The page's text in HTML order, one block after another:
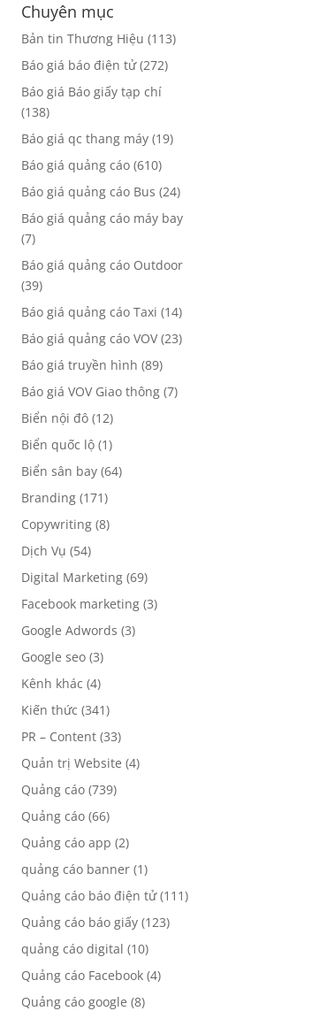
Chuyên mục
Bản tin Thương Hiệu (113)
Báo giá báo điện tử(272)
Báo giá Báo giấy tạp chí
(138)
Báo giá qc thang máy (19)
Báo giá quảng cáo (610)
Báo giá quảng cáo Bus (24)
Báo giá quảng cáo máy bay
(7)
Báo giá quảng cáo Outdoor
(39)
Báo giá quảng cáo Taxi (14)
Báo giá quảng cáo VOV(23)
Báo giá truyền hình (89)
Báo giá VOV Giao thông (7)
Biển nội đô (12)
Biển quốc lộ (1)
Biển sân bay (64)
Branding (171)
Copywriting (8)
Dịch Vụ (54)
Digital Marketing (69)
Facebook marketing (3)
Google Adwords (3)
Google seo (3)
Kênh khác (4)
Kiến thức (341)
PR – Content (33)
Quản trị Website (4)
Quảng cáo (739)
Quảng cáo (66)
Quảng cáo app (2)
quảng cáo banner (1)
Quảng cáo báo điện tử(111)
Quảng cáo báo giấy (123)
quảng cáo digital (10)
Quảng cáo Facebook (4)
Quảng cáo google (8)